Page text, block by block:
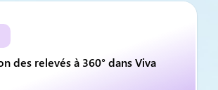
des relevés à 360° dans Viva